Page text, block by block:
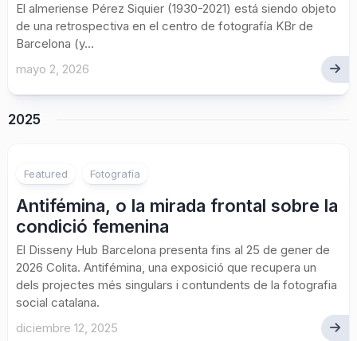
El almeriense Pérez Siquier (1930-2021) está siendo objeto
de una retrospectiva en el centro de fotografía KBr de
Barcelona (y...
mayo 2, 2026
2025
Featured Fotografía
Antifémina, o la mirada frontal sobre la
condició femenina
El Disseny Hub Barcelona presenta fins al 25 de gener de
2026 Colita. Antifémina, una exposició que recupera un
dels projectes més singulars i contundents de la fotografia
social catalana.
diciembre 12, 2025